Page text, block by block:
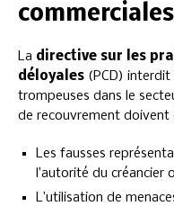
La directive sur les
déloyales (PCD)
trompeuses dans le
de recouvrement doivent
Les fausses
l’autorité du créancier
L’utilisation de